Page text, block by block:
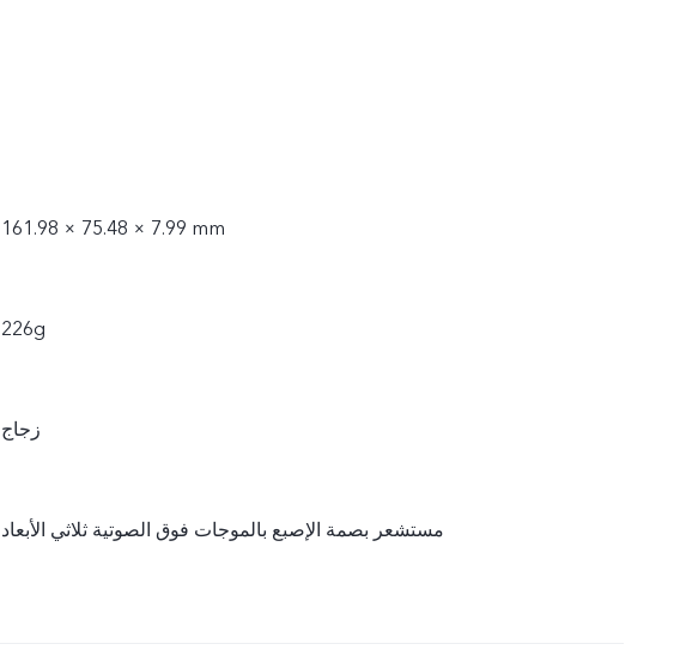
161.98 × 75.48 × 7.99 mm
226g
زجاج
مستشعر بصمة الإصبع بالموجات فوق الصوتية ثلاثي الأبعاد